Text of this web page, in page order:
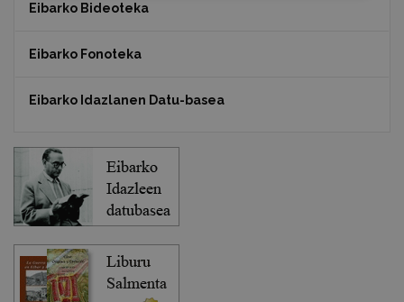
Eibarko Bideoteka
Eibarko Fonoteka
Eibarko Idazlanen Datu-basea